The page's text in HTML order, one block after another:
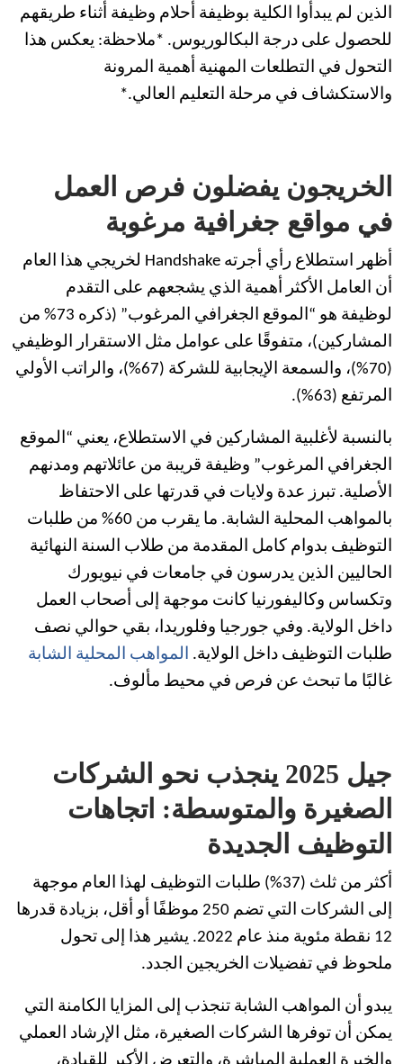
الذين لم يبدأوا الكلية بوظيفة أحلام وظيفة أثناء طريقهم
للحصول على درجة البكالوريوس. *ملاحظة: يعكس هذا
التحول في التطلعات المهنية أهمية المرونة
والاستكشاف في مرحلة التعليم العالي.*
الخريجون يفضلون فرص العمل
في مواقع جغرافية مرغوبة
أظهر استطلاع رأي أجرته Handshake لخريجي هذا العام
أن العامل الأكثر أهمية الذي يشجعهم على التقدم
لوظيفة هو “الموقع الجغرافي المرغوب” (ذكره 73% من
المشاركين)، متفوقًا على عوامل مثل الاستقرار الوظيفي
(70%)، والسمعة الإيجابية للشركة (67%)، والراتب الأولي
المرتفع (63%).
بالنسبة لأغلبية المشاركين في الاستطلاع، يعني “الموقع
الجغرافي المرغوب” وظيفة قريبة من عائلاتهم ومدنهم
الأصلية. تبرز عدة ولايات في قدرتها على الاحتفاظ
بالمواهب المحلية الشابة. ما يقرب من 60% من طلبات
التوظيف بدوام كامل المقدمة من طلاب السنة النهائية
الحاليين الذين يدرسون في جامعات في نيويورك
وتكساس وكاليفورنيا كانت موجهة إلى أصحاب العمل
داخل الولاية. وفي جورجيا وفلوريدا، بقي حوالي نصف
طلبات التوظيف داخل الولاية.
المواهب المحلية الشابة
غالبًا ما تبحث عن فرص في محيط مألوف.
جيل 2025 ينجذب نحو الشركات
الصغيرة والمتوسطة: اتجاهات
التوظيف الجديدة
أكثر من ثلث (37%) طلبات التوظيف لهذا العام موجهة
إلى الشركات التي تضم 250 موظفًا أو أقل، بزيادة قدرها
12 نقطة مئوية منذ عام 2022. يشير هذا إلى تحول
ملحوظ في تفضيلات الخريجين الجدد.
يبدو أن المواهب الشابة تنجذب إلى المزايا الكامنة التي
يمكن أن توفرها الشركات الصغيرة، مثل الإرشاد العملي